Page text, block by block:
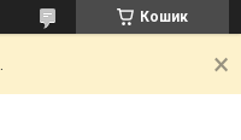
Кошик